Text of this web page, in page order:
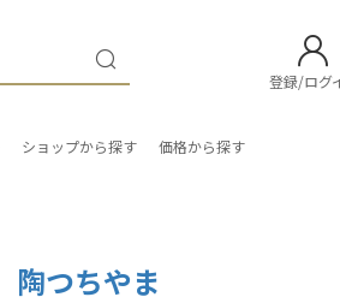
登録/ログ
ショップから探す 価格から探す
陶つちやま